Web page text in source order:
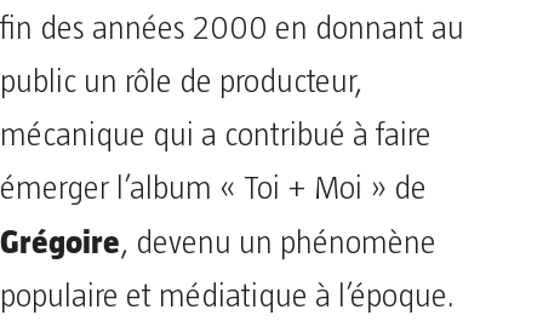
fin des années 2000 en donnant au
public un rôle de producteur,
mécanique qui a contribué à faire
émerger l’album « Toi + Moi » de
Grégoire, devenu un phénomène
populaire et médiatique à l’époque.